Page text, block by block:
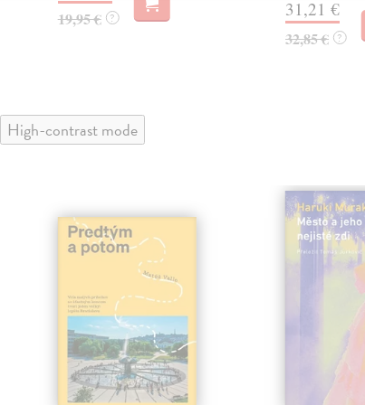
19,95 € ? 31,21 €
32,85 € ?
High-contrast mode